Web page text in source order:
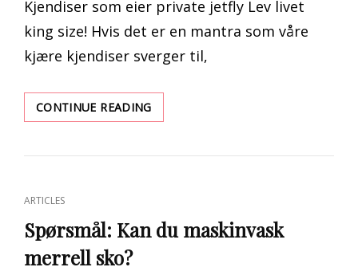
Kjendiser som eier private jetfly Lev livet
king size! Hvis det er en mantra som våre
kjære kjendiser sverger til,
CONTINUE READINGSHAH
RUKH
AKSHAY
KJENDISER
SOM
CAT
LINKS
ARTICLES
Spørsmål: Kan du maskinvask
merrell sko?